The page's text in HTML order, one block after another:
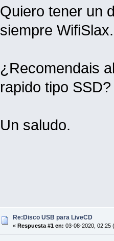
Quiero tener un
siempre WifiSlax.
¿Recomendais
rapido tipo SSD?
Un saludo.
Re:Disco USB para LiveCD
« Respuesta #1 en: 03-08-2020, 02:25